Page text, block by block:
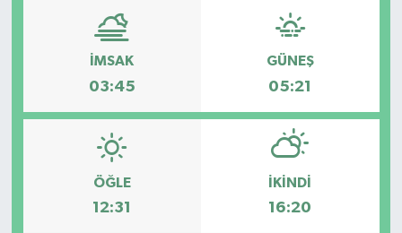
İMSAK
03:45
GÜNEŞ
05:21
ÖĞLE
12:31
İKINDI
16:20